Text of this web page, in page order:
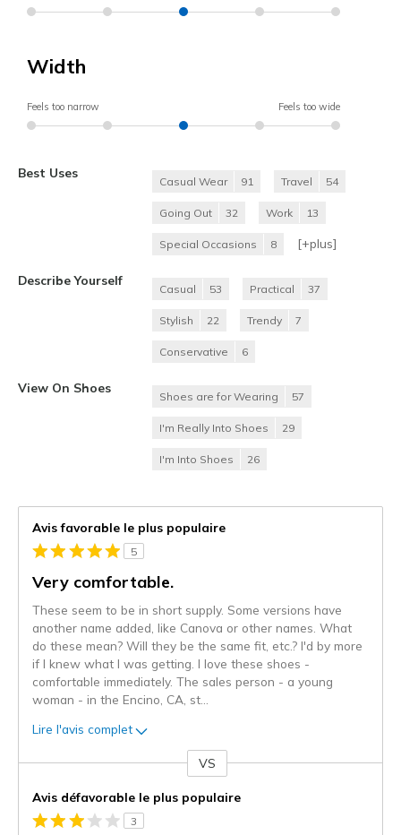
Width
Feels too narrow Feels too wide
Best Uses
Casual Wear 91 Travel 54
Going Out 32 Work 13
Special Occasions 8 [+plus]
Describe Yourself
Casual 53 Practical 37
Stylish 22 Trendy 7
Conservative 6
View On Shoes
Shoes are for Wearing 57
I'm Really Into Shoes 29
I'm Into Shoes 26
Avis favorable le plus populaire
5
Very comfortable.
These seem to be in short supply. Some versions have
another name added, like Canova or other names. What
do these mean? Will they be the same fit, etc.? I'd by more
if I knew what I was getting. I love these shoes -
comfortable immediately. The sales person - a young
woman - in the Encino, CA, st
Lire l'avis complet
projecteur
sur
VS
Avis défavorable le plus populaire
3